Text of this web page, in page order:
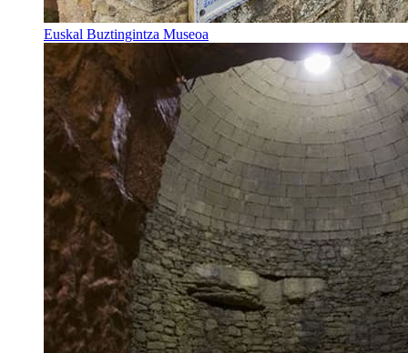
Euskal Buztingintza Museoa